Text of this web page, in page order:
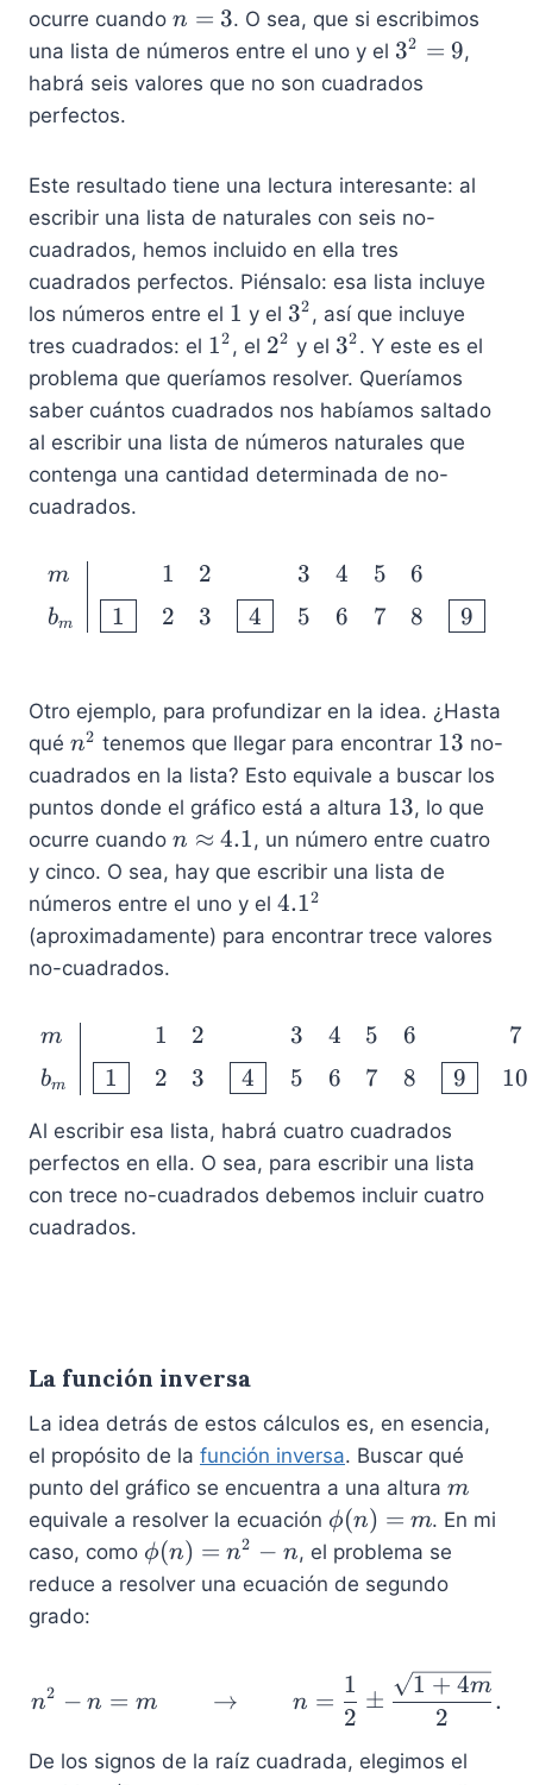
n
)
=
ocurre cuando n
=
3
n = 3. O sea, que si escribimos
una lista de números entre el uno y el 3
^
32 = 9,
habrá seis valores que no son cuadrados
perfectos.
Este resultado tiene una lectura interesante: al
escribir una lista de naturales con seis no-
cuadrados, hemos incluido en ella tres
cuadrados perfectos. Piénsalo: esa lista incluye
los números entre el 1
1 y el 3
^
2
32 , así que incluye
tres cuadrados: el 1
^
2
12 , el 2
^
2
22 y el 3
^
2
32. Y este es el
problema que queríamos resolver. Queríamos
saber cuántos cuadrados nos habíamos saltado
al escribir una lista de números naturales que
contenga una cantidad determinada de no-
cuadrados.
\begin{array}{l |
m
bm 1
1
2
2
3
4
3
5
4
6
5
7
6
8
9
Otro ejemplo, para profundizar en la idea. ¿Hasta
qué n
^
2
n2 tenemos que llegar para encontrar 1
3
13 no-
cuadrados en la lista? Esto equivale a buscar los
puntos donde el gráfico está a altura 1
3
13, lo que
ocurre cuando n
\
a
p
p
1
n ≈ 4.1, un número entre cuatro
y cinco. O sea, hay que escribir una lista de
números entre el uno y el 4
.
4.12
(aproximadamente) para encontrar trece valores
no-cuadrados.
\begin{array}{l |
m
bm 1
1
2
2
3
4
3
5
4
6
5
7
6
8
9
7
10
Al escribir esa lista, habrá cuatro cuadrados
perfectos en ella. O sea, para escribir una lista
con trece no-cuadrados debemos incluir cuatro
cuadrados.
La función inversa
La idea detrás de estos cálculos es, en esencia,
el propósito de la función inversa. Buscar qué
punto del gráfico se encuentra a una altura m
m
equivale a resolver la ecuación \
p
hi
=
m
ϕ(n) = m. En mi
caso, como \
p
)
n
^
ϕ(n) = n2 − n, el problema se
reduce a resolver una ecuación de segundo
grado:
n^2-n=m \qquad \to
n2 − n = m → n =
2
1
±
2
1 + 4m
.
De los signos de la raíz cuadrada, elegimos el